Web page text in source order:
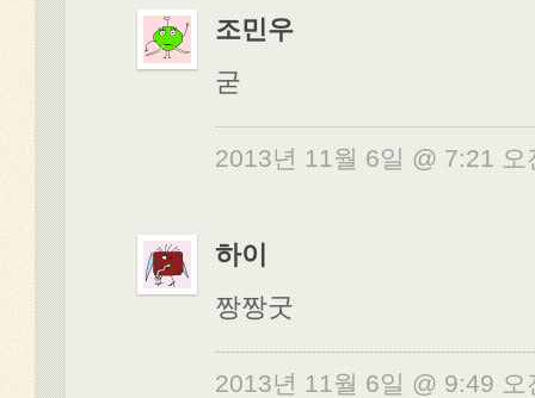
조민우
굳
2013년 11월 6일 @ 7:21
하이
짱짱굿
2013년 11월 6일 @ 9:49